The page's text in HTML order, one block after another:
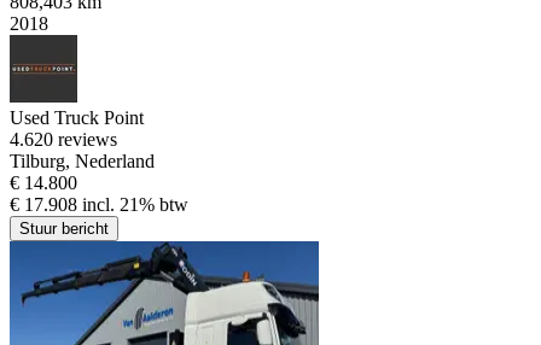
2018
Used Truck Point
4.620 reviews
Tilburg, Nederland
€ 14.800
€ 17.908 incl. 21% btw
Stuur bericht